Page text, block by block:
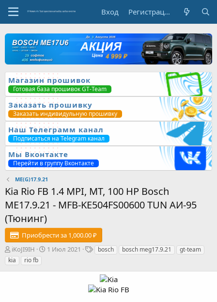
Вход Регистрация
Магазин прошивок
Готовая база прошивок GT-Team
Заказать прошивку
Заказать индивидульную прошивку
Наш Телеграмм канал
Подписаться на Telegram канал
Мы Вконтакте
Перейти в группу Вконтакте
ME(G)17.9.21
Kia Rio FB 1.4 MPI, MT, 100 HP Bosch
ME17.9.21 - MFB-KE504FS00600 TUN АИ-95
(Тюнинг)
Приобрести за 1,000.00 ₽
А
в
т
iKoJI9IH
Д1 Июл 2021
Тbosch bosch meg17.9.21
gt-team
kia
rio fb